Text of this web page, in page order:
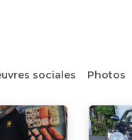
sociales Photos